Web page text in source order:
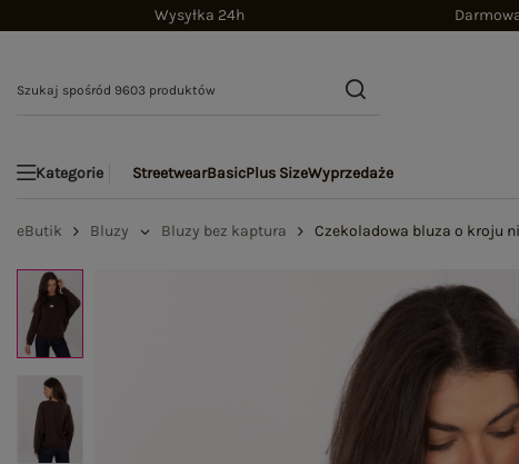
Wysyłka 24h
Kategorie StreetwearBasicPlus SizeWyprzedaże
eButik Bluzy Bluzy bez kaptura Czekoladowa bluza o kroju